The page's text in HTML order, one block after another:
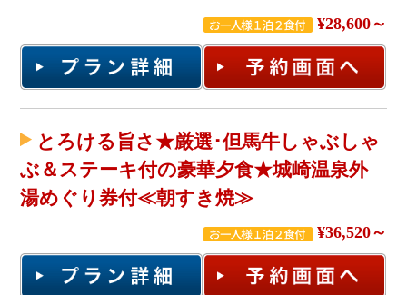
¥28,600～
とろける旨さ★厳選･但馬牛しゃぶしゃ
ぶ＆ステーキ付の豪華夕食★城崎温泉外
湯めぐり券付≪朝すき焼≫
¥36,520～